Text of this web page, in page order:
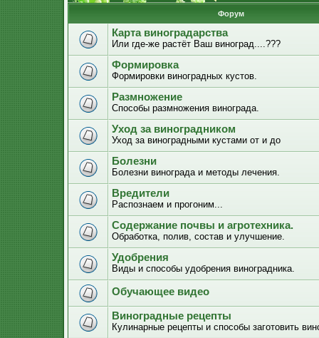
Форум
Карта виноградарства
Или где-же растёт Ваш виноград....???
Формировка
Формировки виноградных кустов.
Размножение
Способы размножения винограда.
Уход за виноградником
Уход за виноградными кустами от и до
Болезни
Болезни винограда и методы лечения.
Вредители
Распознаем и прогоним...
Содержание почвы и агротехника.
Обработка, полив, состав и улучшение.
Удобрения
Виды и способы удобрения виноградника.
Обучающее видео
Виноградные рецепты
Кулинарные рецепты и способы заготовить